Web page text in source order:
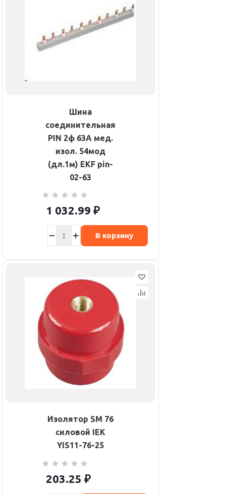
Шина
соединительная
PIN 2ф 63А мед.
изол. 54мод
(дл.1м) EKF pin-
02-63
1 032.99 ₽
В корзину
Изолятор SM 76
силовой IEK
YIS11-76-25
203.25 ₽